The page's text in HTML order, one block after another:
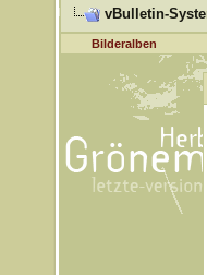
vBulletin-
Bilderalben